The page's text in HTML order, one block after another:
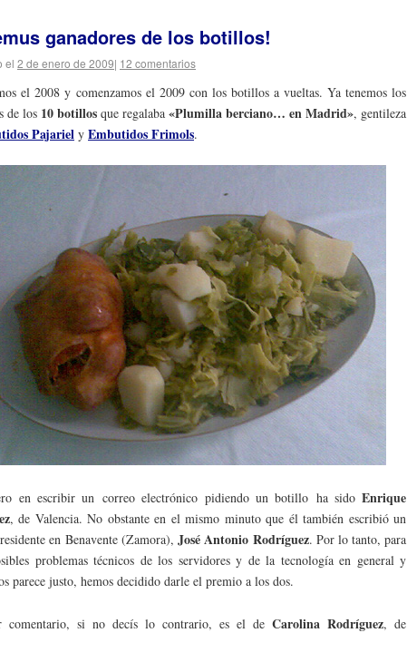
ganadores de los botillos!
el 2 de enero de 2009| 12 comentarios
el 2008 y comenzamos el 2009 con los botillos a vueltas. Ya tenemos los
de los 10 botillos que regalaba«Plumilla berciano… en Madrid», gentileza
Pajariel y Embutidos Frimols.
en escribir un correo electrónico pidiendo un botillo ha sidoEnrique
, de Valencia. No obstante en el mismo minuto que él también escribió un
en Benavente (Zamora),José Antonio Rodríguez. Por lo tanto, para
problemas técnicos de los servidores y de la tecnología en general y
parece justo, hemos decidido darle el premio a los dos.
comentario, si no decís lo contrario, es el deCarolina Rodríguez, de